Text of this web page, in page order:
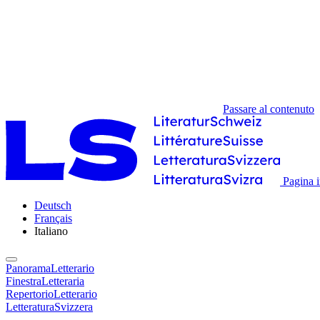
Passare al contenuto
Pagina
Deutsch
Français
Italiano
PanoramaLetterario
FinestraLetteraria
RepertorioLetterario
LetteraturaSvizzera